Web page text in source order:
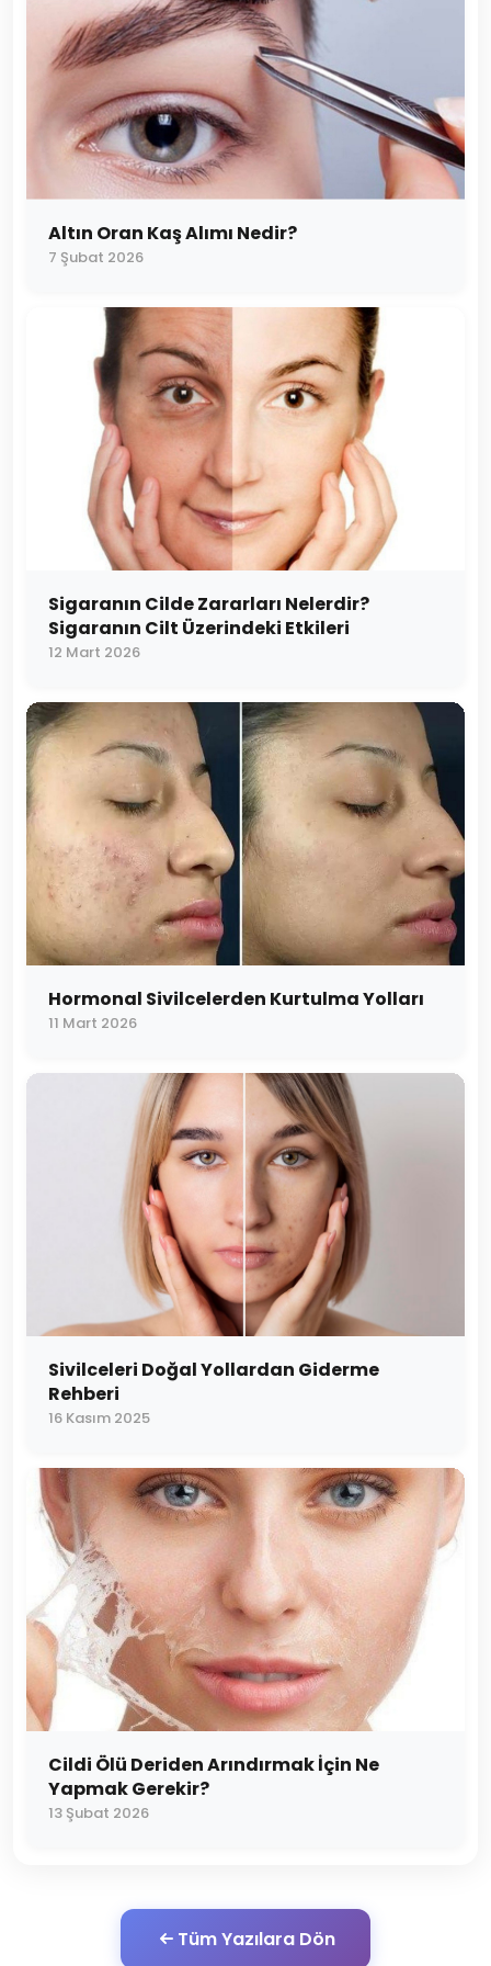
Altın Oran Kaş Alımı Nedir?
7 Şubat 2026
Sigaranın Cilde Zararları Nelerdir?
Sigaranın Cilt Üzerindeki Etkileri
12 Mart 2026
Hormonal Sivilcelerden Kurtulma Yolları
11 Mart 2026
Sivilceleri Doğal Yollardan Giderme
Rehberi
16 Kasım 2025
Cildi Ölü Deriden Arındırmak İçin Ne
Yapmak Gerekir?
13 Şubat 2026
Tüm Yazılara Dön